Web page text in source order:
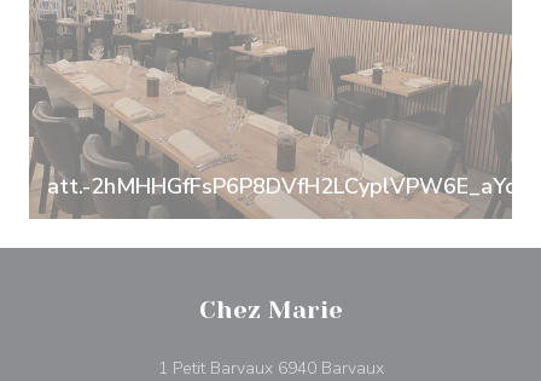
att.-
Chez Marie
1 Petit Barvaux 6940 Barvaux((apre una nuova